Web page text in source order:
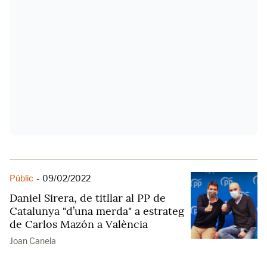
Públic - 09/02/2022
Daniel Sirera, de titllar al PP de
Catalunya "d’una merda" a estrateg
de Carlos Mazón a València
Joan Canela